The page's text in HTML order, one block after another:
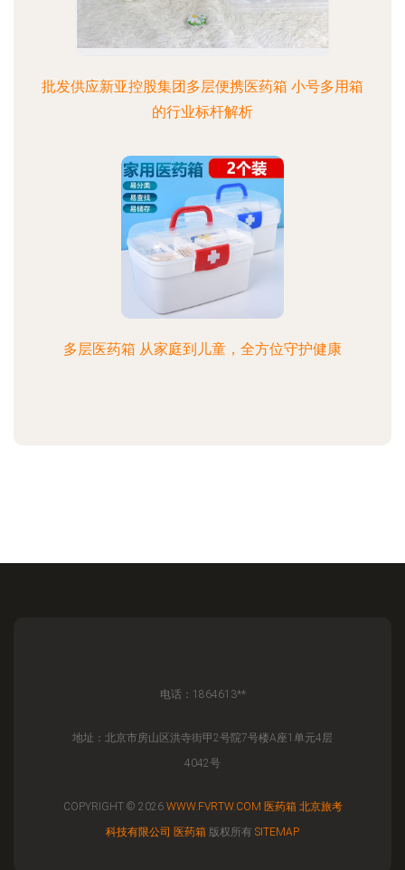
批发供应新亚控股集团多层便携医药箱 小号多用箱
的行业标杆解析
多层医药箱 从家庭到儿童，全方位守护健康
电话：1864613**
地址：北京市房山区洪寺街甲2号院7号楼A座1单元4层
4042号
COPYRIGHT © 2026 WWW.FVRTW.COM 医药箱 北京旅考
科技有限公司 医药箱 版权所有 SITEMAP